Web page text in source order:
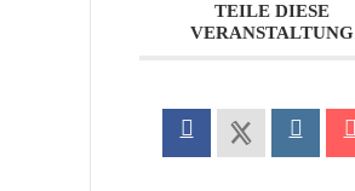
TEILE DIESE
VERANSTALTUNG